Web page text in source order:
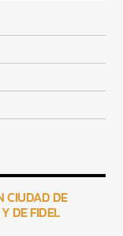
CIUDAD DE
DE FIDEL